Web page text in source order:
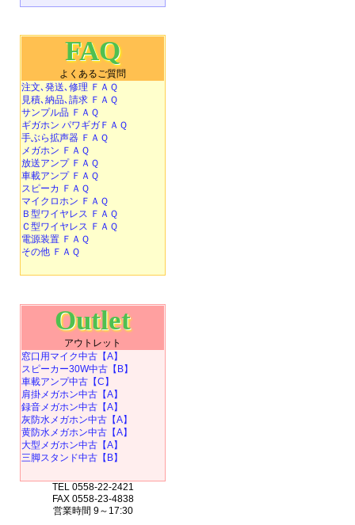
FAQ
よくあるご質問
注文､発送､修理 ＦＡＱ
見積､納品､請求 ＦＡＱ
サンプル品 ＦＡＱ
ギガホン パワギガＦＡＱ
手ぶら拡声器 ＦＡＱ
メガホン ＦＡＱ
放送アンプ ＦＡＱ
車載アンプ ＦＡＱ
スピーカ ＦＡＱ
マイクロホン ＦＡＱ
Ｂ型ワイヤレス ＦＡＱ
Ｃ型ワイヤレス ＦＡＱ
電源装置 ＦＡＱ
その他 ＦＡＱ
Outlet
アウトレット
窓口用マイク中古【A】
スピーカー30W中古【B】
車載アンプ中古【C】
肩掛メガホン中古【A】
録音メガホン中古【A】
灰防水メガホン中古【A】
黄防水メガホン中古【A】
大型メガホン中古【A】
三脚スタンド中古【B】
TEL 0558-22-2421
FAX 0558-23-4838
営業時間 9～17:30